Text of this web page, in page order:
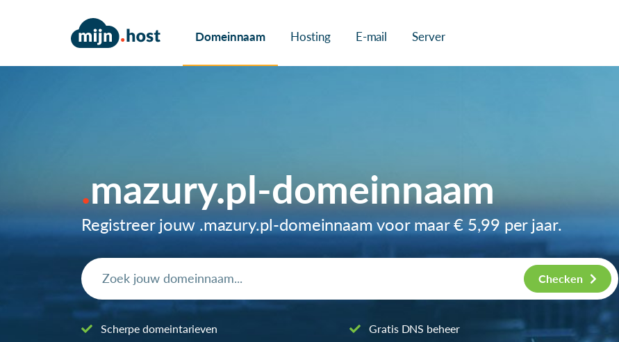
Domeinnaam Hosting E-mail Server
mazury.pl-domeinnaam
Registreer jouw .mazury.pl-domeinnaam voor maar€ 5,99 per jaar.
Checken
Scherpe domeintarieven Gratis DNS beheer